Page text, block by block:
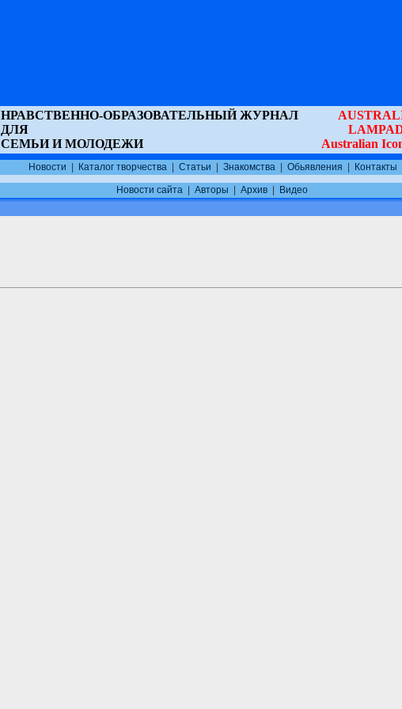
НРАВСТВЕННО-ОБРАЗОВАТЕЛЬНЫЙ ЖУРНАЛ
ДЛЯ
СЕМЬИ И МОЛОДЕЖИ
Australian
Новости Каталог творчества Статьи Знакомства Обьявления Контакты
Новости сайта Авторы Архив Видео